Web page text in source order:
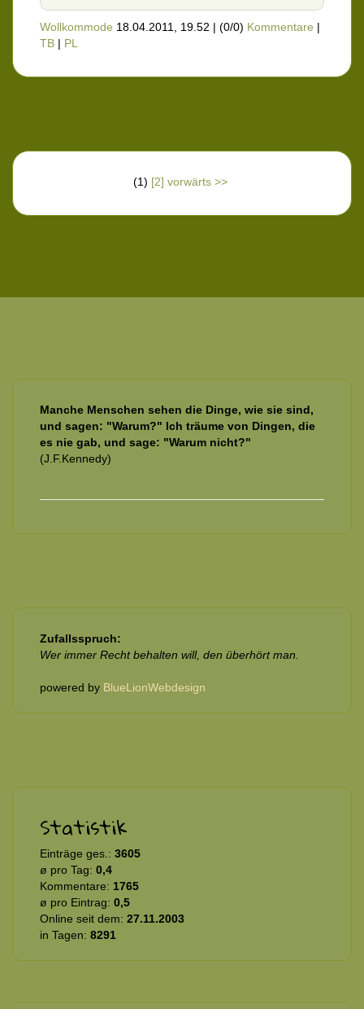
Wollkommode 18.04.2011, 19.52 | (0/0) Kommentare |
TB | PL
(1) [2] vorwärts >>
Manche Menschen sehen die Dinge, wie sie sind,
und sagen: "Warum?" Ich träume von Dingen, die
es nie gab, und sage: "Warum nicht?"
(J.F.Kennedy)
Zufallsspruch:
Wer immer Recht behalten will, den überhört man.
powered by BlueLionWebdesign
Statistik
Einträge ges.: 3605
ø pro Tag: 0,4
Kommentare: 1765
ø pro Eintrag: 0,5
Online seit dem: 27.11.2003
in Tagen: 8291